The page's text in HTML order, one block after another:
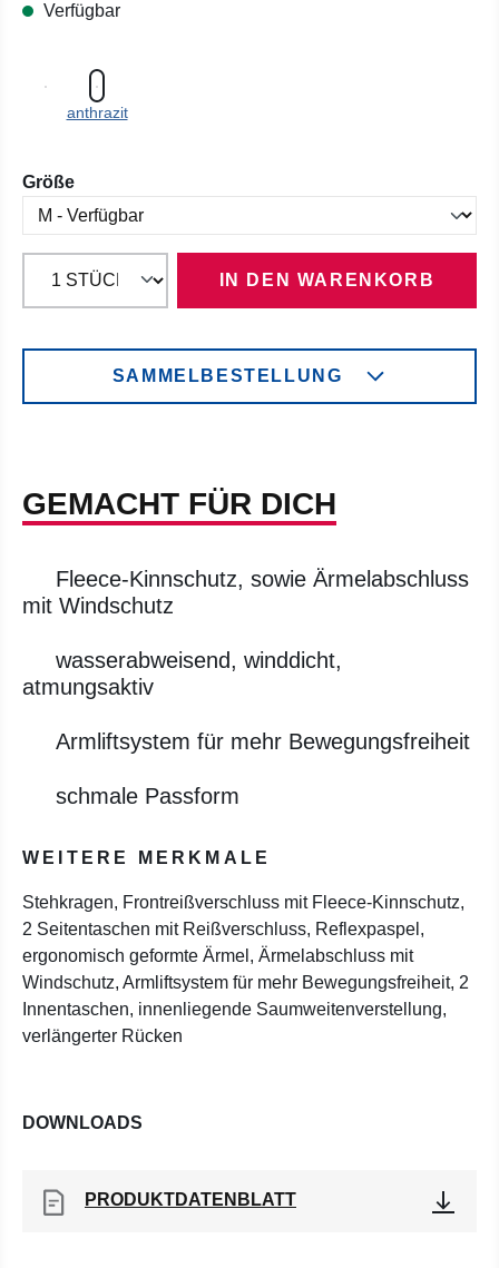
Verfügbar
anthrazit
Größeauswählen
IN DEN WARENKORB
SAMMELBESTELLUNG
GEMACHT FÜR DICH
Fleece-Kinnschutz, sowie Ärmelabschluss
mit Windschutz
wasserabweisend, winddicht,
atmungsaktiv
Armliftsystem für mehr Bewegungsfreiheit
schmale Passform
WEITERE MERKMALE
Stehkragen, Frontreißverschluss mit Fleece-Kinnschutz,
2 Seitentaschen mit Reißverschluss, Reflexpaspel,
ergonomisch geformte Ärmel, Ärmelabschluss mit
Windschutz, Armliftsystem für mehr Bewegungsfreiheit, 2
Innentaschen, innenliegende Saumweitenverstellung,
verlängerter Rücken
DOWNLOADS
PRODUKTDATENBLATT